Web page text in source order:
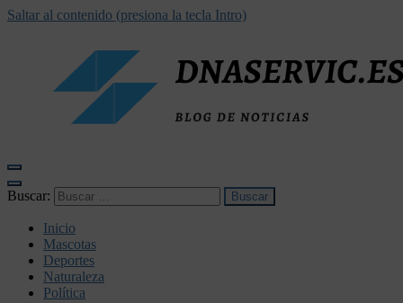
Saltar al contenido (presiona la tecla Intro)
Buscar:
Inicio
Mascotas
Deportes
Naturaleza
Política